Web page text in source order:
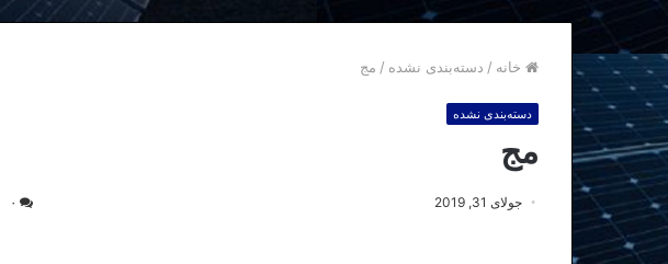
خانه / دسته‌بندی نشده / مج
دسته‌بندی نشده
مج
جولای 31, 2019 ۰